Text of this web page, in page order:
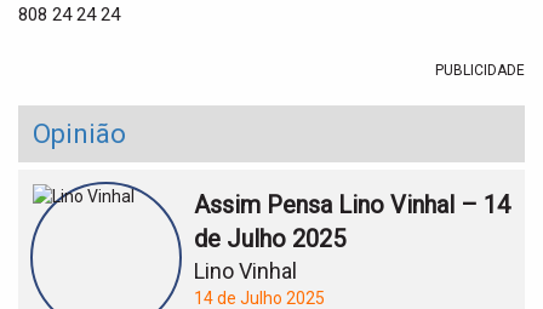
808 24 24 24
PUBLICIDADE
Opinião
Assim Pensa Lino Vinhal – 14
de Julho 2025
Lino Vinhal
14 de Julho 2025